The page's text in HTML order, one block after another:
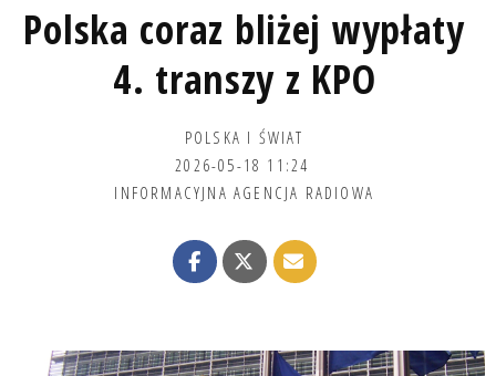
Polska coraz bliżej wypłaty
4. transzy z KPO
POLSKA I ŚWIAT
2026-05-18 11:24
INFORMACYJNA AGENCJA RADIOWA